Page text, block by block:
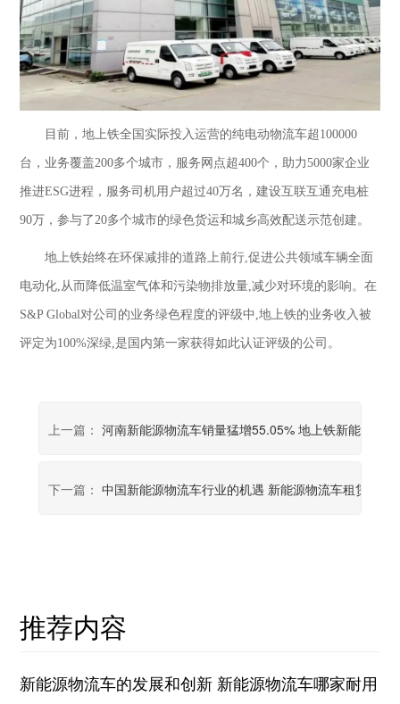
目前，地上铁全国实际投入运营的纯电动物流车超 100000
台，业务覆盖200多个城市，服务网点超400个，助力5000家企业
推进ESG进程，服务司机用户超过40万名，建设互联互通充电桩
90万，参与了20多个城市的绿色货运和城乡高效配送示范创建。
地上铁始终在环保减排的道路上前行 ,促进公共领域车辆全面
电动化,从而降低温室气体和污染物排放量,减少对环境的影响。在
S&P Global对公司的业务绿色程度的评级中,地上铁的业务收入被
评定为100%深绿,是国内第一家获得如此认证评级的公司。
上一篇：河南新能源物流车销量猛增55.05% 地上铁新能源物
下一篇：中国新能源物流车行业的机遇 新能源物流车租赁哪家
推荐内容
新能源物流车的发展和创新 新能源物流车哪家耐用